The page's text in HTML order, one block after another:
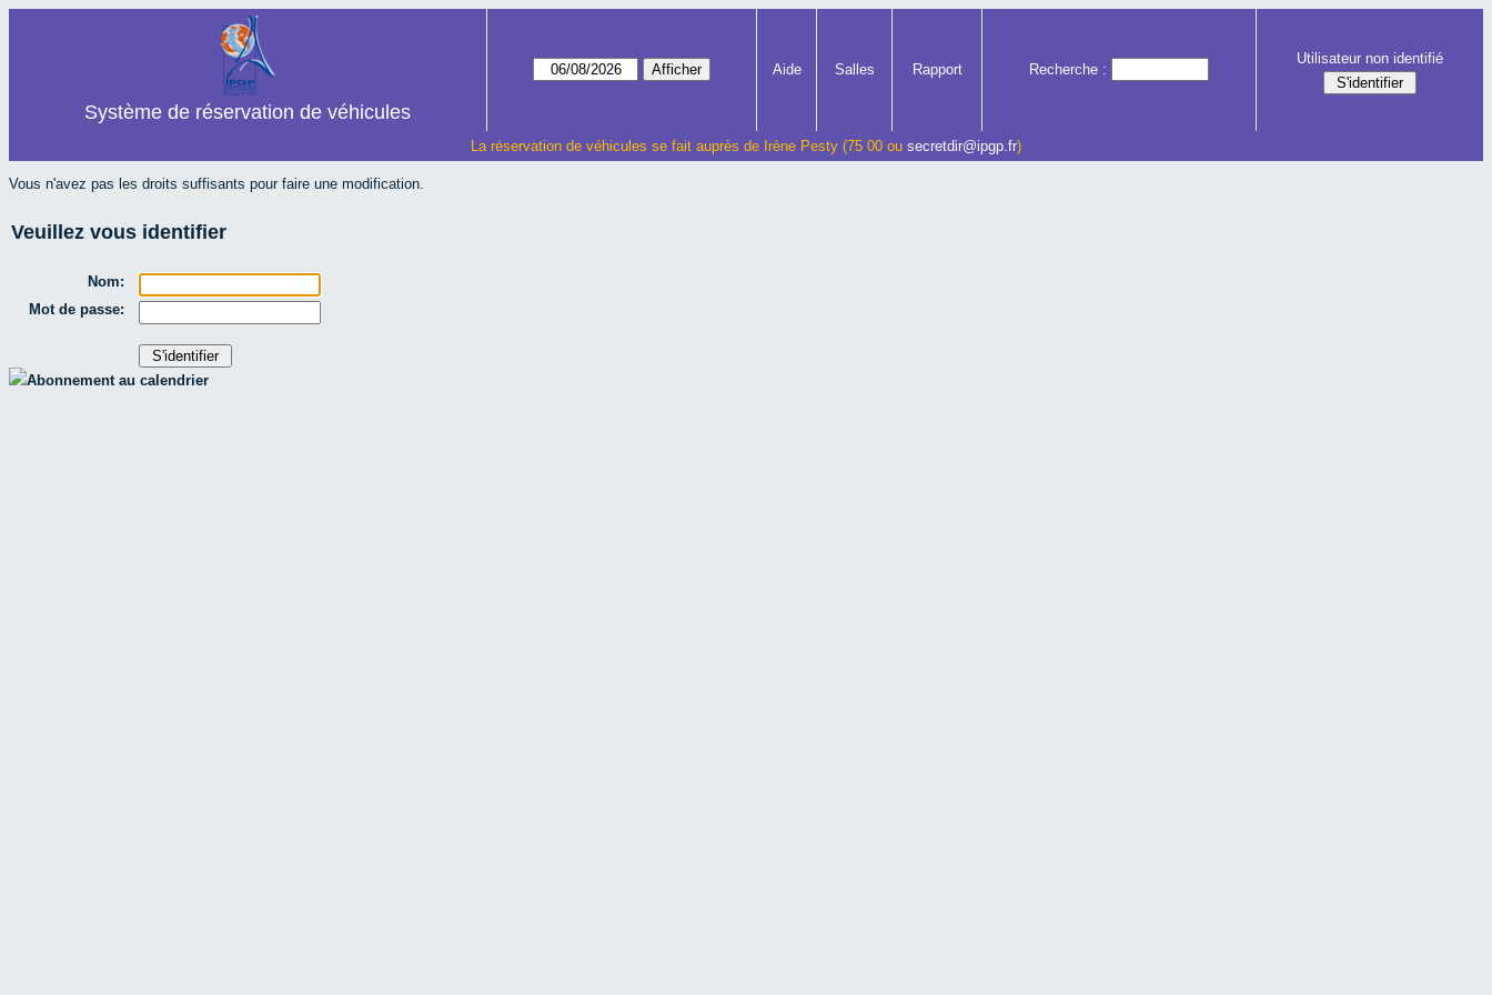
Système de réservation de véhicules
Aide Salles Rapport Recherche :
Utilisateur non identifié
La réservation de véhicules se fait auprès de Irène Pesty (75 00 ou secretdir@ipgp.fr)
Vous n'avez pas les droits suffisants pour faire une modification.
Veuillez vous identifier
Nom:
Mot de passe:
Abonnement au calendrier